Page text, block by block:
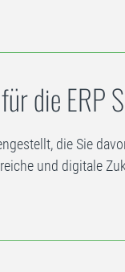
die ERP
die Sie
und digitale